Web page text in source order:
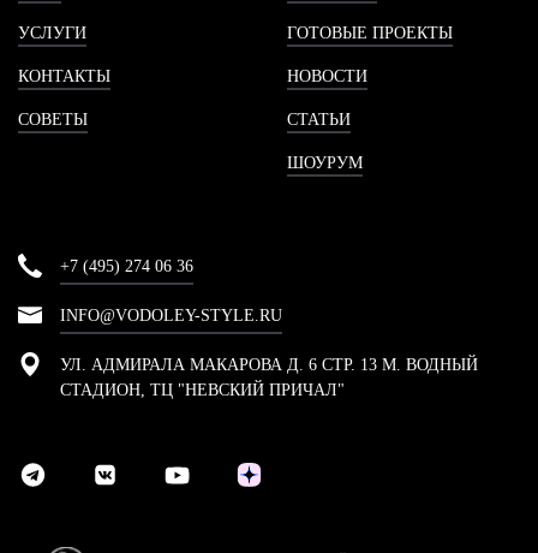
УСЛУГИ
КОНТАКТЫ
СОВЕТЫ
ГОТОВЫЕ ПРОЕКТЫ
НОВОСТИ
СТАТЬИ
ШОУРУМ
+7 (495) 274 06 36
INFO@VODOLEY-STYLE.RU
УЛ. АДМИРАЛА МАКАРОВА Д. 6 СТР. 13 М. ВОДНЫЙ
СТАДИОН, ТЦ "НЕВСКИЙ ПРИЧАЛ"